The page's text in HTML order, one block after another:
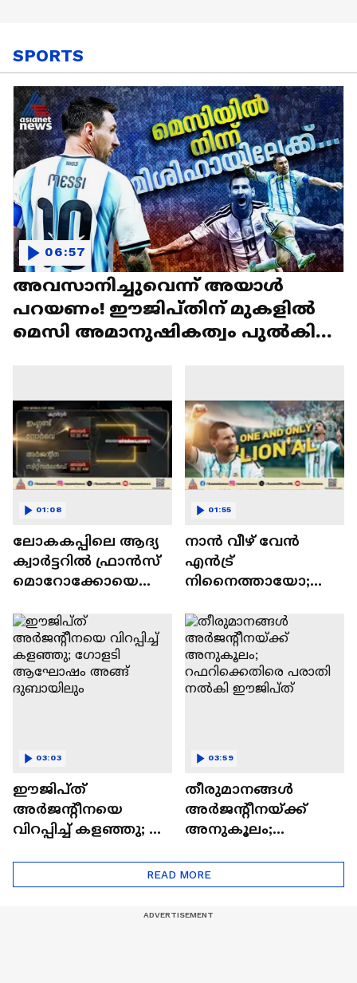
SPORTS
അവസാനിച്ചുവെന്ന് അയാള്‍
പറയണം! ഈജിപ്തിന് മുകളില്‍
മെസി അമാനുഷികത്വം പുല്‍കിയ
06:57
ലോകകപ്പിലെ ആദ്യ
ക്വാർട്ടറിൽ ഫ്രാൻസ്
മൊറോക്കോയെ
അർജന്റീനയുടെ
എതിരാളി
സ്വിറ്റ്സർലൻഡ്
01:08
നാന്‍ വീഴ് വേന്‍
എന്‍ട്ര്
നിനെെത്തായോ;
കണ്ണീരണിഞ്ഞ്
മിശിഹ
01:55
ഈജിപ്ത്
അർജന്റീനയെ
വിറപ്പിച്ച് കളഞ്ഞു; ​
അങ്ങ് ദുബായിലും
03:03
തീരുമാനങ്ങൾ
അർജന്റീനയ്ക്ക്
അനുകൂലം;
പരാതി നൽകി
ഈജിപ്ത്
03:59
READ MORE